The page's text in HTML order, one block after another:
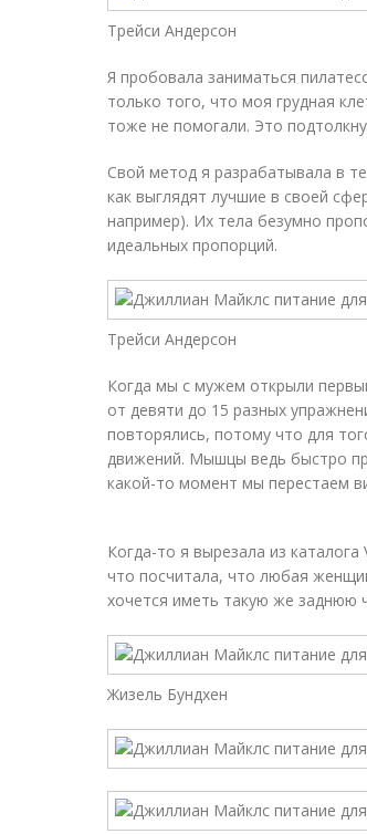
Трейси Андерсон
Я пробовала заниматься
только того, что моя грудная
тоже не помогали. Это
Свой метод я разрабатывала в
как выглядят лучшие в своей
например). Их тела безумно
идеальных пропорций.
Трейси Андерсон
Когда мы с мужем открыли
от девяти до 15 разных
повторялись, потому что для
движений. Мышцы ведь быстро
какой-то момент мы перестаем
Когда-то я вырезала из
что посчитала, что любая
хочется иметь такую же заднюю
Жизель Бундхен